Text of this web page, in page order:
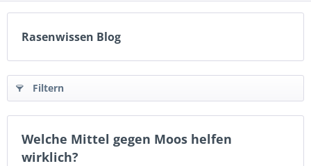
Rasenwissen Blog
Filtern
Welche Mittel gegen Moos helfen
wirklich?